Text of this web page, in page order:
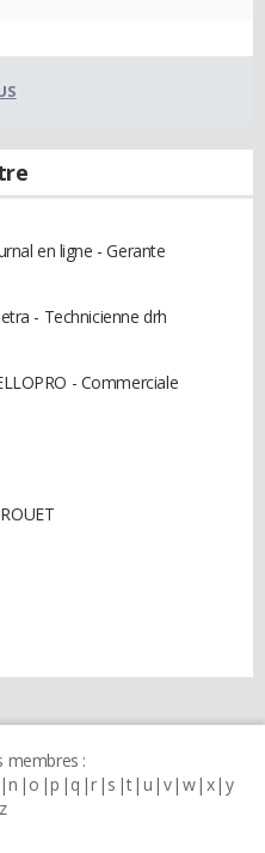
en ligne - Gerante
- Technicienne drh
- Commerciale
membres :
n o p q r s t u v w x y
z